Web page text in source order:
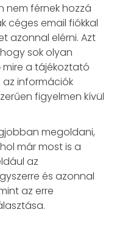
nem férnek hozzá
céges email fiókkal
azonnal elérni. Azt
sok olyan
mire a tájékoztató
információk
figyelmen kívül
megoldani,
már most is a
az
és azonnal
az erre